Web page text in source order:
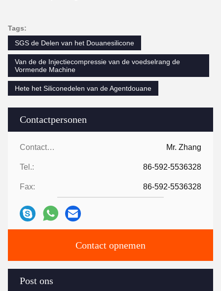
Contactpersonen
Contactpersonen: Mr. Zhang
Tel.: 86-592-5536328
Fax: 86-592-5536328
Contact opnemen
Post ons
Tags:
SGS de Delen van het Douanesilicone
Van de de Injectiecompressie van de voedselrang de
Vormende Machine
Hete het Siliconedelen van de Agentdouane